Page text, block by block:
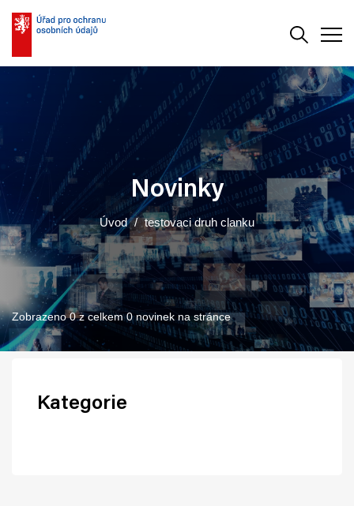
Novinky
Úvod testovaci druh clanku
Zobrazeno 0 z celkem 0 novinek na stránce
Kategorie